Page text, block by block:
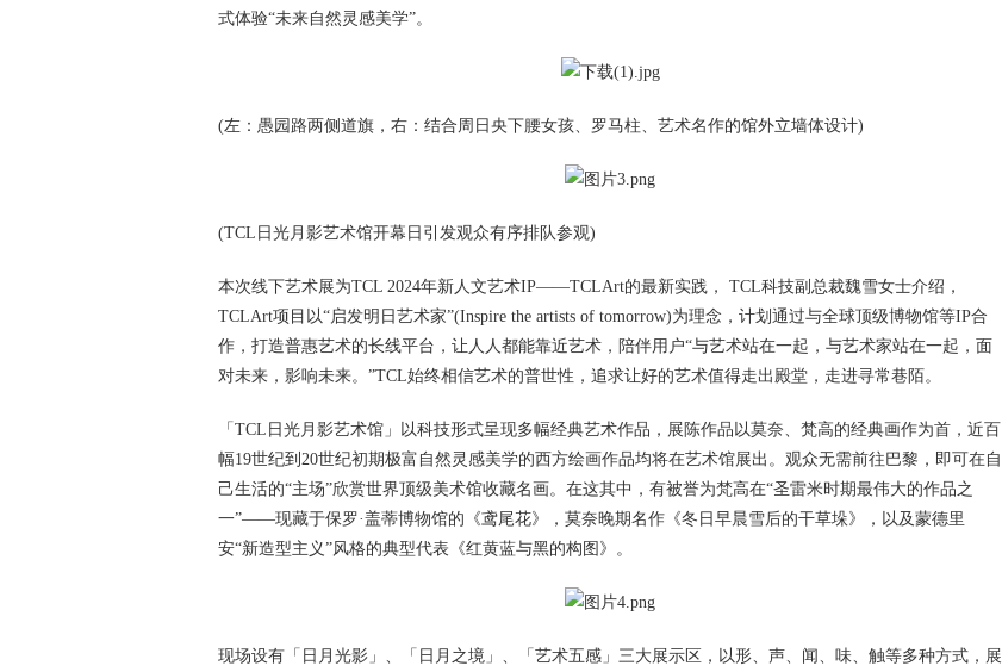
式体验“未来自然灵感美学”。
(左：愚园路两侧道旗，右：结合周日央下腰女孩、罗马柱、艺术名作的馆外立墙体设计)
(TCL日光月影艺术馆开幕日引发观众有序排队参观)
本次线下艺术展为TCL 2024年新人文艺术IP——TCLArt的最新实践， TCL科技副总裁魏雪女士介绍，
TCLArt项目以“启发明日艺术家”(Inspire the artists of tomorrow)为理念，计划通过与全球顶级博物馆等IP合
作，打造普惠艺术的长线平台，让人人都能靠近艺术，陪伴用户“与艺术站在一起，与艺术家站在一起，面
对未来，影响未来。”TCL始终相信艺术的普世性，追求让好的艺术值得走出殿堂，走进寻常巷陌。
「TCL日光月影艺术馆」以科技形式呈现多幅经典艺术作品，展陈作品以莫奈、梵高的经典画作为首，近百
幅19世纪到20世纪初期极富自然灵感美学的西方绘画作品均将在艺术馆展出。观众无需前往巴黎，即可在自
己生活的“主场”欣赏世界顶级美术馆收藏名画。在这其中，有被誉为梵高在“圣雷米时期最伟大的作品之
一”——现藏于保罗·盖蒂博物馆的《鸢尾花》，莫奈晚期名作《冬日早晨雪后的干草垛》，以及蒙德里
安“新造型主义”风格的典型代表《红黄蓝与黑的构图》。
现场设有「日月光影」、「日月之境」、「艺术五感」三大展示区，以形、声、闻、味、触等多种方式，展